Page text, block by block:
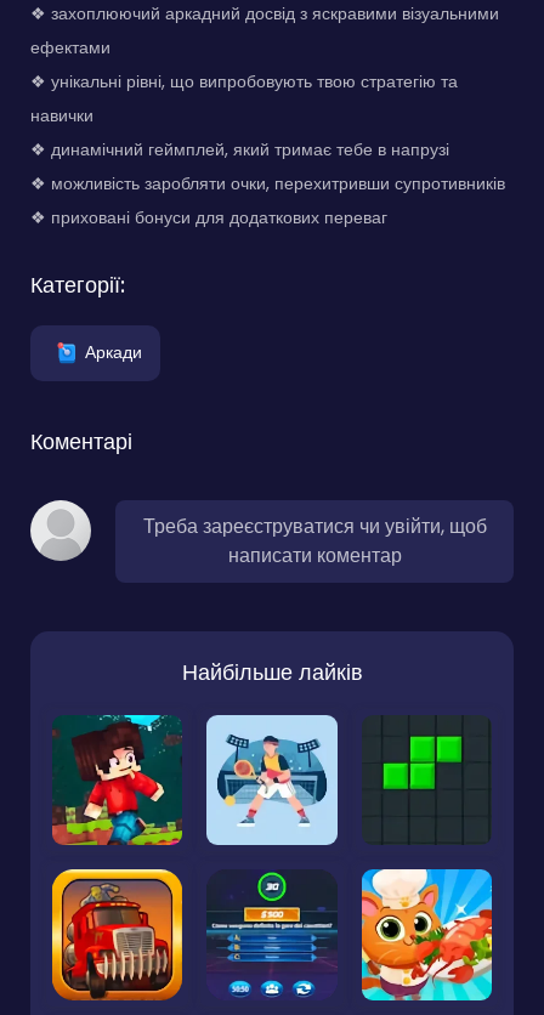
❖ захоплюючий аркадний досвід з яскравими візуальними
ефектами
❖ унікальні рівні, що випробовують твою стратегію та
навички
❖ динамічний геймплей, який тримає тебе в напрузі
❖ можливість заробляти очки, перехитривши супротивників
❖ приховані бонуси для додаткових переваг
Категорії:
Аркади
Коментарі
Треба зареєструватися чи увійти, щоб
написати коментар
Найбільше лайків